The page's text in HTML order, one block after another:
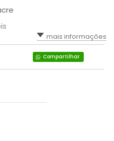
mais informações
Compartilhar